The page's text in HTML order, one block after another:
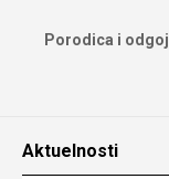
Porodica i odgoj
Aktuelnosti